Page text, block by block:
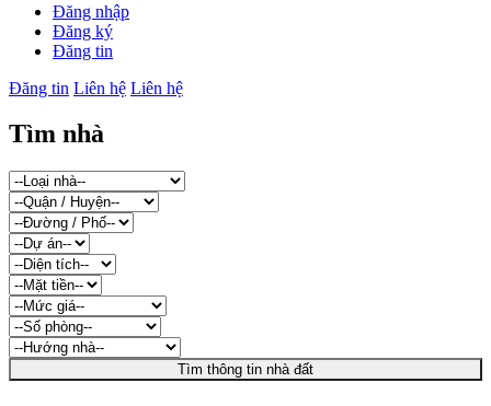
Đăng nhập
Đăng ký
Đăng tin
Đăng tin Liên hệ Liên hệ
Tìm nhà
Tìm thông tin nhà đất